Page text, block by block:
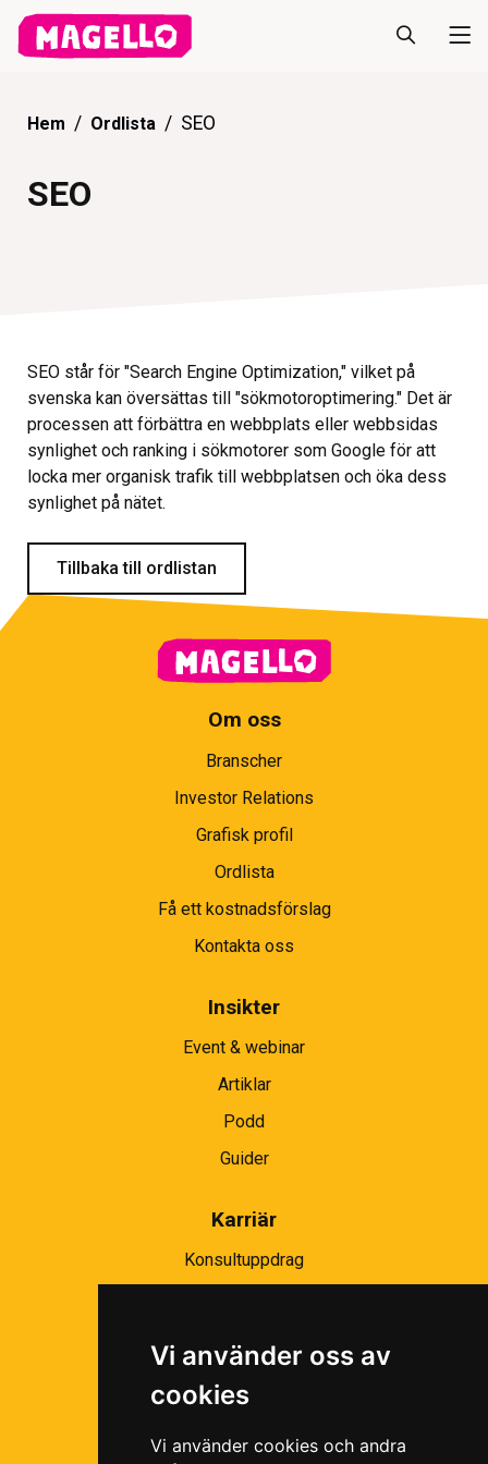
Vi använder oss av
cookies
Vi använder cookies och andra
Hem Ordlista SEO
SEO
SEO står för "Search Engine Optimization," vilket på
svenska kan översättas till "sökmotoroptimering." Det är
processen att förbättra en webbplats eller webbsidas
synlighet och ranking i sökmotorer som Google för att
locka mer organisk trafik till webbplatsen och öka dess
synlighet på nätet.
Tillbaka till ordlistan
Om oss
Branscher
Investor Relations
Grafisk profil
Ordlista
Få ett kostnadsförslag
Kontakta oss
Insikter
Event & webinar
Artiklar
Podd
Guider
Karriär
Konsultuppdrag
Ramavtal